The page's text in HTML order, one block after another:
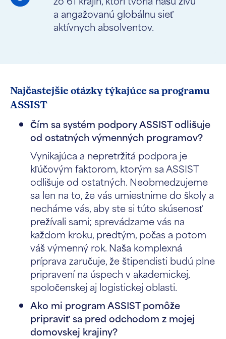
a angažovanú globálnu sieť
aktívnych absolventov.
Najčastejšie otázky týkajúce sa programu
ASSIST
Čím sa systém podpory ASSIST odlišuje
od ostatných výmenných programov?
Vynikajúca a nepretržitá podpora je
kľúčovým faktorom, ktorým sa ASSIST
odlišuje od ostatných. Neobmedzujeme
sa len na to, že vás umiestnime do školy a
necháme vás, aby ste si túto skúsenosť
prežívali sami; sprevádzame vás na
každom kroku, predtým, počas a potom
váš výmenný rok. Naša komplexná
príprava zaručuje, že štipendisti budú plne
pripravení na úspech v akademickej,
spoločenskej aj logistickej oblasti.
Ako mi program ASSIST pomôže
pripraviť sa pred odchodom z mojej
domovskej krajiny?